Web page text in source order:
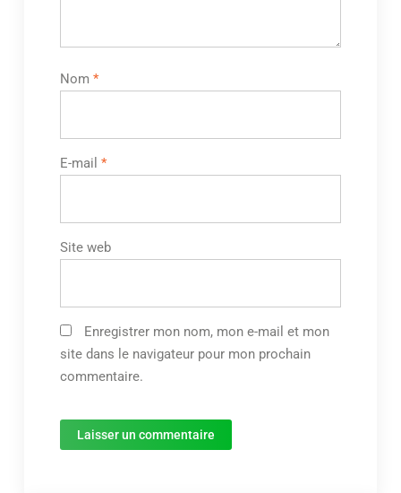
Nom *
E-mail *
Site web
Enregistrer mon nom, mon e-mail et mon
site dans le navigateur pour mon prochain
commentaire.